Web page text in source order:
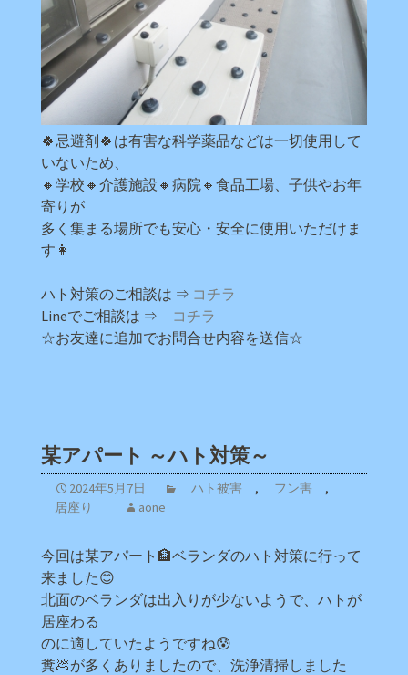
🍀忌避剤🍀は有害な科学薬品などは一切使用して
いないため、
🔸学校🔸介護施設🔸病院🔸食品工場、子供やお年
寄りが
多く集まる場所でも安心・安全に使用いただけま
す👩
ハト対策のご相談は ⇒ コチラ
Lineでご相談は ⇒ コチラ
☆お友達に追加でお問合せ内容を送信☆
某アパート ～ハト対策～
2024年5月7日 ハト被害 , フン害 ,
居座り
aone
今回は某アパート🏦ベランダのハト対策に行って
来ました😊
北面のベランダは出入りが少ないようで、ハトが
居座わる
のに適していたようですね😰
糞💩が多くありましたので、洗浄清掃しました